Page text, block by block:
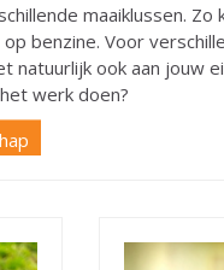
maaiklussen.
benzine. Voor
natuurlijk ook aan jouw
werk doen?